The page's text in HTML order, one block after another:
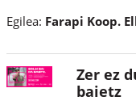
Egilea: Farapi Koop.
Zer ez
baietz